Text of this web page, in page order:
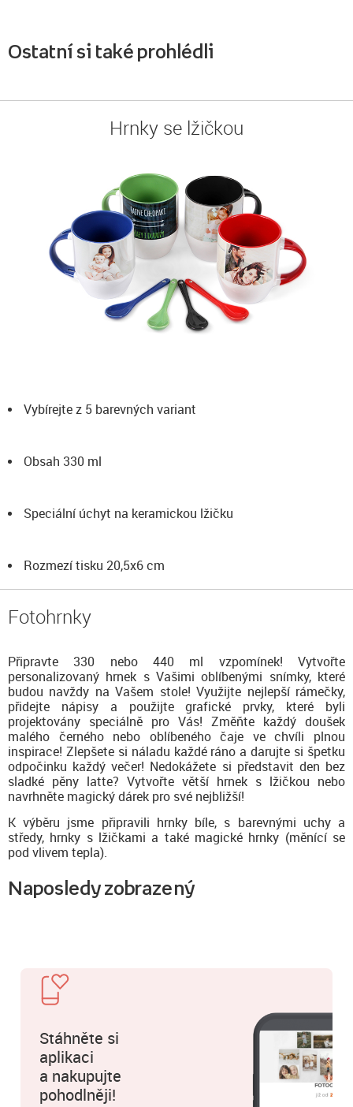
Ostatní si také prohlédli
Hrnky se lžičkou
Vybírejte z 5 barevných variant
Obsah 330 ml
Speciální úchyt na keramickou lžičku
Rozmezí tisku 20,5x6 cm
Fotohrnky
Připravte 330 nebo 440 ml vzpomínek! Vytvořte
personalizovaný hrnek s Vašimi oblíbenými snímky, které
budou navždy na Vašem stole! Využijte nejlepší rámečky,
přidejte nápisy a použijte grafické prvky, které byli
projektovány speciálně pro Vás! Změňte každý doušek
malého černého nebo oblíbeného čaje ve chvíli plnou
inspirace! Zlepšete si náladu každé ráno a darujte si špetku
odpočinku každý večer! Nedokážete si představit den bez
sladké pěny latte? Vytvořte větší hrnek s lžičkou nebo
navrhněte magický dárek pro své nejbližší!
K výběru jsme připravili hrnky bíle, s barevnými uchy a
středy, hrnky s lžičkami a také magické hrnky (měnící se
pod vlivem tepla).
Naposledy zobrazený
Stáhněte si
aplikaci
a nakupujte
pohodlněji!